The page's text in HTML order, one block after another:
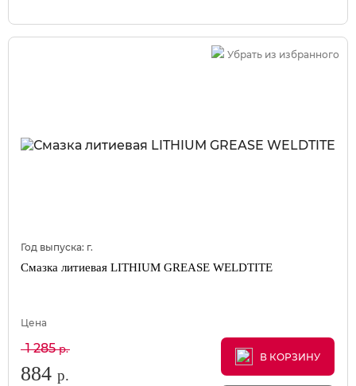
Убрать из избранного
Год выпуска: г.
Смазка литиевая LITHIUM GREASE WELDTITE
Цена
1 285р.
884 р.
В КОРЗИНУ
В КОРЗИНУ
В КОРЗИНУ